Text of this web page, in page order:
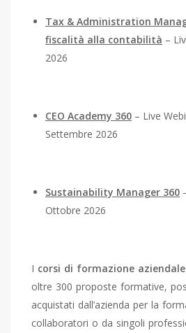
Tax & Administration
fiscalità alla contabilità –
2026
CEO Academy 360 – Live
Settembre 2026
Sustainability Manager 360
Ottobre 2026
I corsi di formazione
oltre 300 proposte formative,
acquistati dall’azienda per la
collaboratori o da singoli